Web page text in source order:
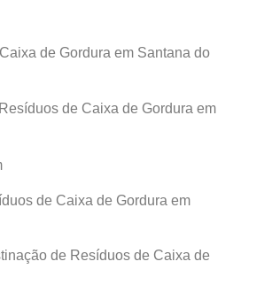
de Gordura em Santana do
de Caixa de Gordura em
de Caixa de Gordura em
de Resíduos de Caixa de